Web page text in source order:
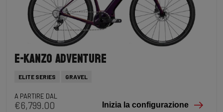
E-Kanzo Adventure
ELITE SERIES GRAVEL
A PARTIRE DAL
€6,799.00 Inizia la configurazione